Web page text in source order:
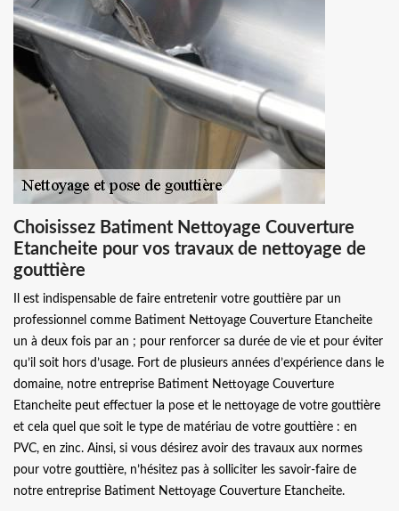
Choisissez Batiment Nettoyage Couverture
Etancheite pour vos travaux de nettoyage de
gouttière
Il est indispensable de faire entretenir votre gouttière par un
professionnel comme Batiment Nettoyage Couverture Etancheite
un à deux fois par an ; pour renforcer sa durée de vie et pour éviter
qu’il soit hors d’usage. Fort de plusieurs années d’expérience dans le
domaine, notre entreprise Batiment Nettoyage Couverture
Etancheite peut effectuer la pose et le nettoyage de votre gouttière
et cela quel que soit le type de matériau de votre gouttière : en
PVC, en zinc. Ainsi, si vous désirez avoir des travaux aux normes
pour votre gouttière, n’hésitez pas à solliciter les savoir-faire de
notre entreprise Batiment Nettoyage Couverture Etancheite.